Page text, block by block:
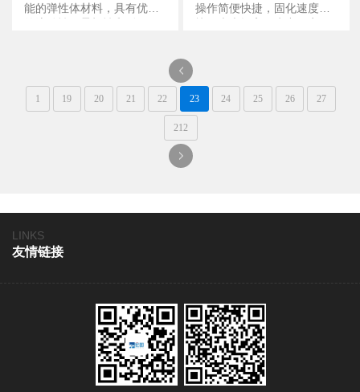
能的弹性体材料，具有优异
操作简便快捷，固化速度
页
1 19 20 21 22 23 24 25 26 27
212
LINKS
友情链接